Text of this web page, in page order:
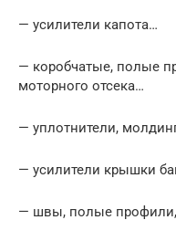
— усилители капота…
— коробчатые, полые
моторного отсека…
— уплотнители,
— усилители крышки
— швы, полые профили,